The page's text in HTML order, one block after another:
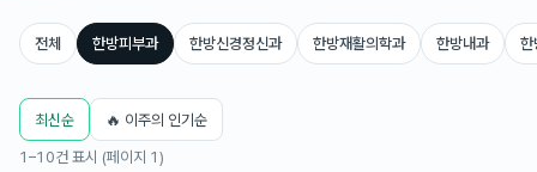
전체 한방피부과 한방신경정신과 한방재활의학과 한방내과 한
최신순 🔥 이주의 인기순
1–10건 표시 (페이지 1)